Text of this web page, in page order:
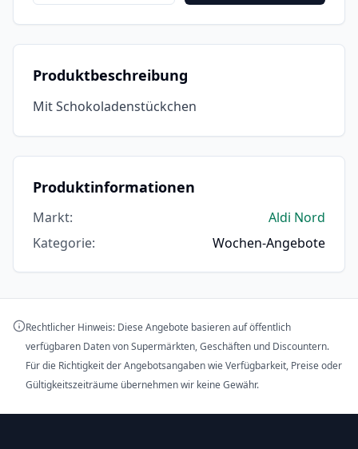
Produktbeschreibung
Mit Schokoladenstückchen
Produktinformationen
Markt:
Aldi Nord
Kategorie: Wochen-Angebote
Rechtlicher Hinweis: Diese Angebote basieren auf öffentlich
verfügbaren Daten von Supermärkten, Geschäften und Discountern.
Für die Richtigkeit der Angebotsangaben wie Verfügbarkeit, Preise oder
Gültigkeitszeiträume übernehmen wir keine Gewähr.